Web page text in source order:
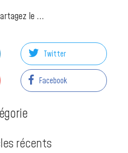
le ...
Twitter
Facebook
récents